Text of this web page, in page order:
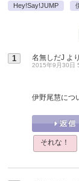
Hey!Say!JUMP
1 名無しだJ より
2015年9月30日
伊野尾慧につ
それな！